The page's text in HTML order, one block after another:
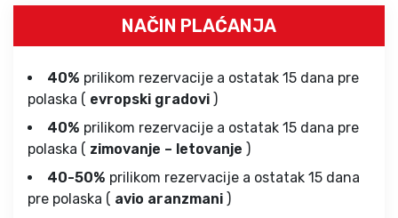
NAČIN PLAĆANJA
40% prilikom rezervacije a ostatak 15 dana pre
polaska ( evropski gradovi )
40% prilikom rezervacije a ostatak 15 dana pre
polaska ( zimovanje – letovanje )
40-50% prilikom rezervacije a ostatak 15 dana
pre polaska ( avio aranzmani )